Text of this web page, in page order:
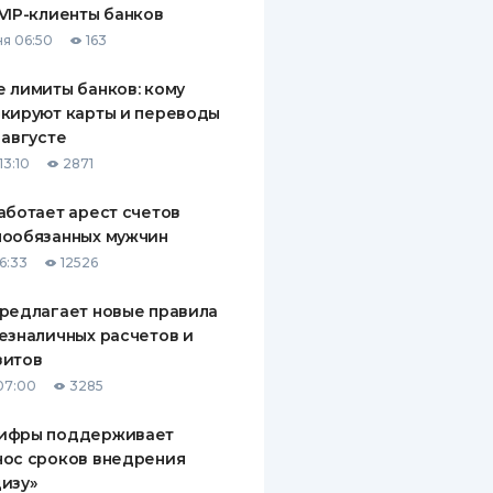
ПО
ПОЛИСЫ
КОМПАНИИ
клиенты банков
06:50 163
лимиты банков: кому
карты и переводы
2871
арест счетов
мужчин
12526
новые правила
расчетов и
3285
поддерживает
сроков внедрения